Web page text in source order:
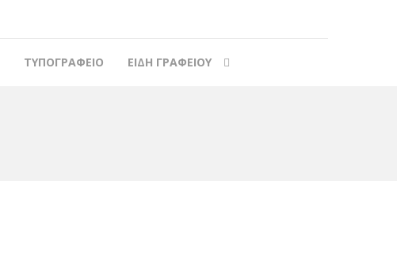
ΤΥΠΟΓΡΑΦΕΙΟ ΕΙΔΗ ΓΡΑΦΕΙΟΥ